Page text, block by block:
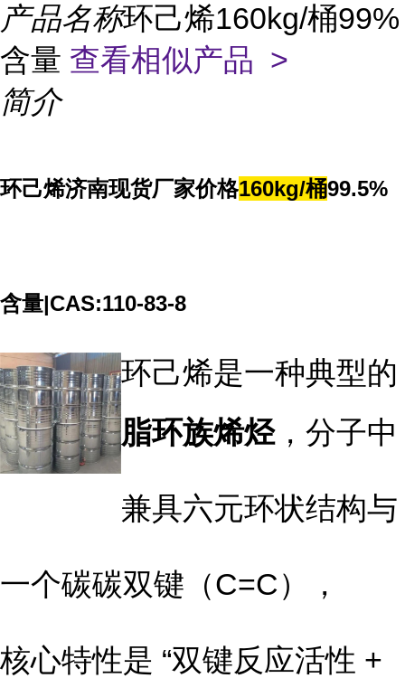
产品名称环己烯160kg/桶99%
含量 查看相似产品 >
简介
环己烯济南现货厂家价格160kg/桶99.5%
含量|CAS:110-83-8
环己烯是一种典型的
脂环族烯烃，分子中
兼具六元环状结构与
一个碳碳双键（C=C），
核心特性是 “双键反应活性 +